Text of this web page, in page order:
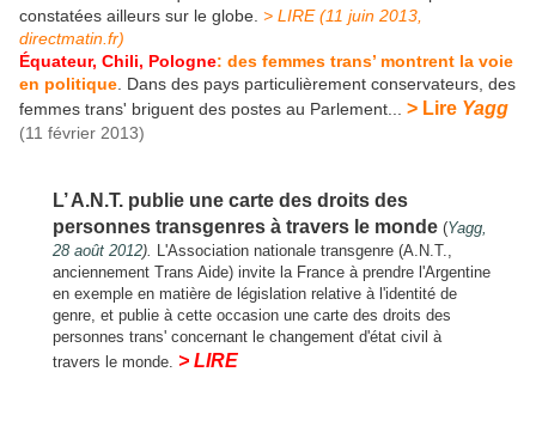
constatées ailleurs sur le globe. > LIRE (11 juin 2013,
directmatin.fr)
Équateur, Chili, Pologne: des femmes trans’ montrent la voie
en politique . Dans des pays particulièrement conservateurs, des
femmes trans' briguent des postes au Parlement... > Lire Yagg
(11 février 2013)
L’ A.N.T. publie une carte des droits des
personnes transgenres à travers le monde (Yagg,
28 août 2012).
L'Association nationale transgenre (A.N.T.,
anciennement Trans Aide) invite la France à prendre l'Argentine
en exemple en matière de législation relative à l'identité de
genre, et publie à cette occasion une carte des droits des
personnes trans' concernant le changement d'état civil à
travers le monde. > LIRE